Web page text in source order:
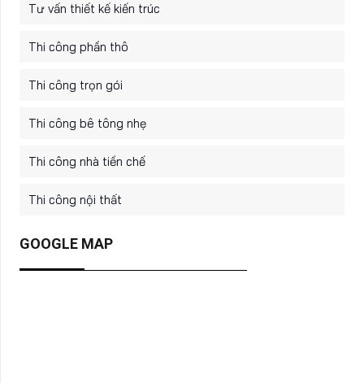
Tư vấn thiết kế kiến trúc
Thi công phần thô
Thi công trọn gói
Thi công bê tông nhẹ
Thi công nhà tiền chế
Thi công nội thất
GOOGLE MAP